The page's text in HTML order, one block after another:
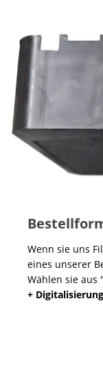
Wenn sie uns
eines unserer
Wählen sie aus "
+ Digitalisierung